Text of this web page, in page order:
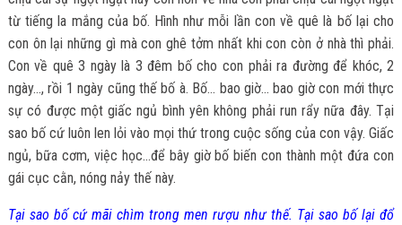
từ tiếng la mắng của bố. Hình như mỗi lần con về quê là bố lại cho
con ôn lại những gì mà con ghê tởm nhất khi con còn ở nhà thì phải.
Con về quê 3 ngày là 3 đêm bố cho con phải ra đường để khóc, 2
ngày…, rồi 1 ngày cũng thế bố à. Bố… bao giờ… bao giờ con mới thực
sự có được một giấc ngủ bình yên không phải run rẩy nữa đây. Tại
sao bố cứ luôn len lỏi vào mọi thứ trong cuộc sống của con vậy. Giấc
ngủ, bữa cơm, việc học…để bây giờ bố biến con thành một đứa con
gái cục cằn, nóng nảy thế này.
Tại sao bố cứ mãi chìm trong men rượu như thế. Tại sao bố lại đổ